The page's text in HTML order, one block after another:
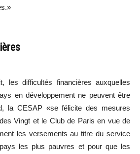
les difficultés financières auxquelles
en développement ne peuvent être
la CESAP «se félicite des mesures
Vingt et le Club de Paris en vue de
les versements au titre du service
les plus pauvres et pour que les